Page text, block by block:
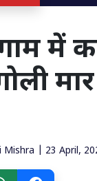
में
Mishra | 23 April,